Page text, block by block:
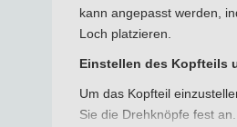
kann angepasst werden,
Loch platzieren.
Einstellen des Kopfteils
Um das Kopfteil
Sie die Drehknöpfe fest